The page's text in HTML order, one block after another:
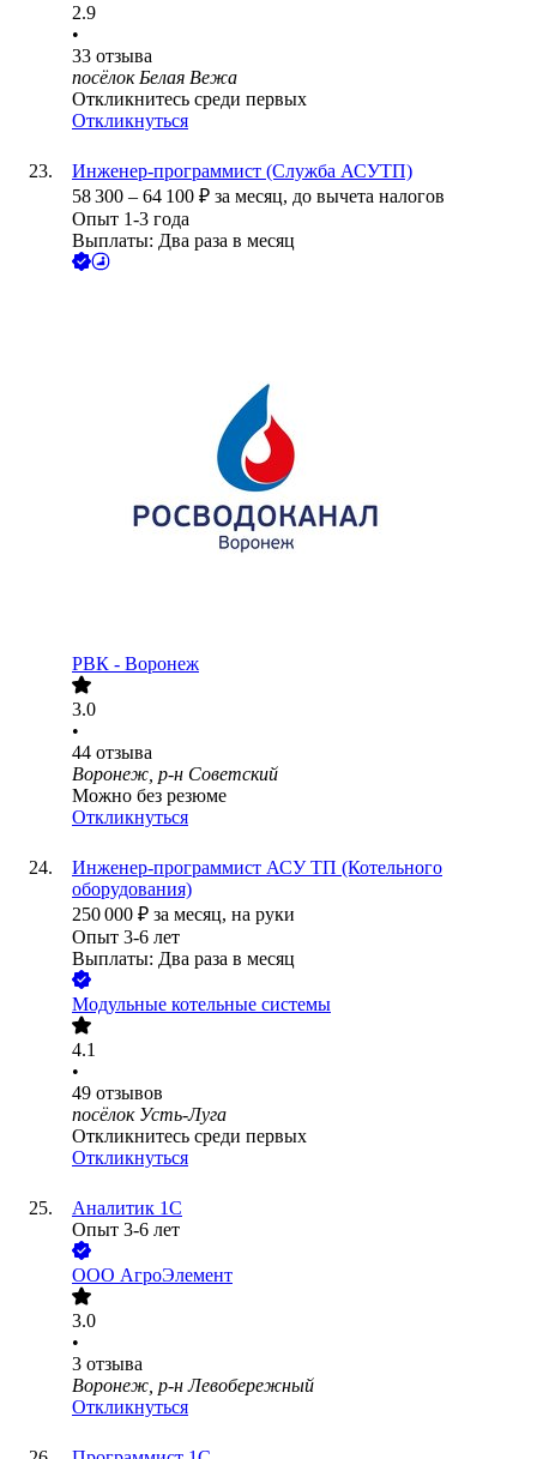
2.9
•
33 отзыва
посёлок Белая Вежа
Откликнитесь среди первых
Откликнуться
Инженер-программист (Служба АСУТП)
58 300 – 64 100 ₽ за месяц, до вычета налогов
Опыт 1-3 года
Выплаты: Два раза в месяц
РВК - Воронеж
3.0
•
44 отзыва
Воронеж, р-н Советский
Можно без резюме
Откликнуться
Инженер-программист АСУ ТП (Котельного
оборудования)
250 000 ₽ за месяц, на руки
Опыт 3-6 лет
Выплаты: Два раза в месяц
Модульные котельные системы
4.1
•
49 отзывов
посёлок Усть-Луга
Откликнитесь среди первых
Откликнуться
Аналитик 1С
Опыт 3-6 лет
ООО АгроЭлемент
3.0
•
3 отзыва
Воронеж, р-н Левобережный
Откликнуться